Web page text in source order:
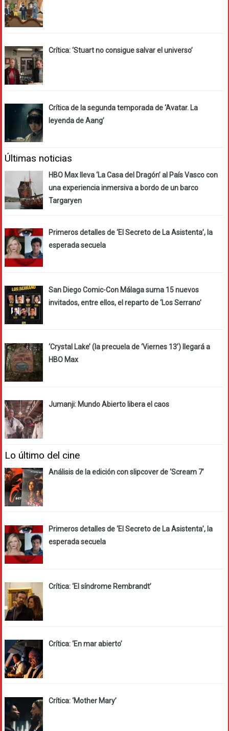
Crítica: ‘Stuart no consigue salvar el universo’
Crítica de la segunda temporada de ‘Avatar. La
leyenda de Aang’
Últimas noticias
HBO Max lleva ‘La Casa del Dragón’ al País Vasco con
una experiencia inmersiva a bordo de un barco
Targaryen
Primeros detalles de ‘El Secreto de La Asistenta’, la
esperada secuela
San Diego Comic-Con Málaga suma 15 nuevos
invitados, entre ellos, el reparto de ‘Los Serrano’
‘Crystal Lake’ (la precuela de ‘Viernes 13’) llegará a
HBO Max
Jumanji: Mundo Abierto libera el caos
Lo último del cine
Análisis de la edición con slipcover de ‘Scream 7’
Primeros detalles de ‘El Secreto de La Asistenta’, la
esperada secuela
Crítica: ‘El síndrome Rembrandt’
Crítica: ‘En mar abierto’
Crítica: ‘Mother Mary’